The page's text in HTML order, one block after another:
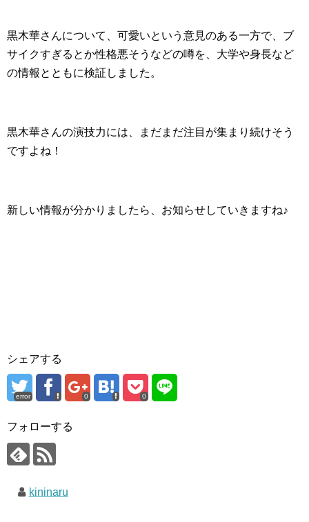
黒木華さんについて、可愛いという意見のある一方で、ブ
サイクすぎるとか性格悪そうなどの噂を、大学や身長など
の情報とともに検証しました。
黒木華さんの演技力には、まだまだ注目が集まり続けそう
ですよね！
新しい情報が分かりましたら、お知らせしていきますね♪
シェアする
error 0 0
フォローする
kininaru